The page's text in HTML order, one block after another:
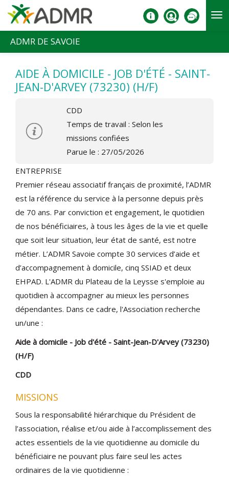
Aller au contenu principal
ADMR DE SAVOIE
AIDE À DOMICILE - JOB D'ÉTÉ - SAINT-
JEAN-D'ARVEY (73230) (H/F)
CDD
Temps de travail : Selon les
missions confiées
Parue le : 27/05/2026
ENTREPRISE
Premier réseau associatif français de proximité, l’ADMR
est la référence du service à la personne depuis près
de 70 ans. Par conviction et engagement, le quotidien
de nos bénéficiaires, à tous les âges de la vie et quelle
que soit leur situation, leur état de santé, est notre
métier. L’ADMR Savoie compte 30 services d’aide et
d’accompagnement à domicile, cinq SSIAD et deux
EHPAD. L'ADMR du Plateau de la Leysse s'emploie au
quotidien à accompagner au mieux les personnes
dépendantes. Dans ce cadre, l'Association recherche
un/une :
Aide à domicile - Job d'été - Saint-Jean-D'Arvey (73230)
(H/F)
CDD
MISSIONS
Sous la responsabilité hiérarchique du Président de
l’association, réalise et/ou aide à l’accomplissement des
actes essentiels de la vie quotidienne au domicile du
bénéficiaire ne pouvant plus faire seul les actes
ordinaires de la vie quotidienne :